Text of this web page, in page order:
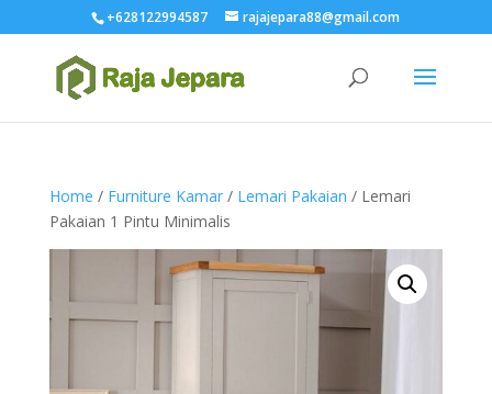
+628122994587 rajajepara88@gmail.com
Home / Furniture Kamar/ Lemari Pakaian / Lemari
Pakaian 1 Pintu Minimalis